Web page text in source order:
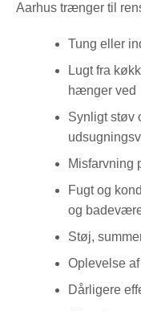
Aarhus trænger til
Tung eller
Lugt fra
hænger ved
Synligt støv
Misfarvning
Fugt og
og
Støj,
Oplevelse
Dårligere